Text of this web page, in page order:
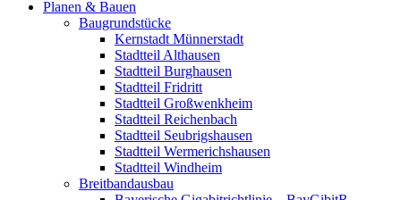
Planen & Bauen
Baugrundstücke
Kernstadt Münnerstadt
Stadtteil Althausen
Stadtteil Burghausen
Stadtteil Fridritt
Stadtteil Großwenkheim
Stadtteil Reichenbach
Stadtteil Seubrigshausen
Stadtteil Wermerichshausen
Stadtteil Windheim
Breitbandausbau